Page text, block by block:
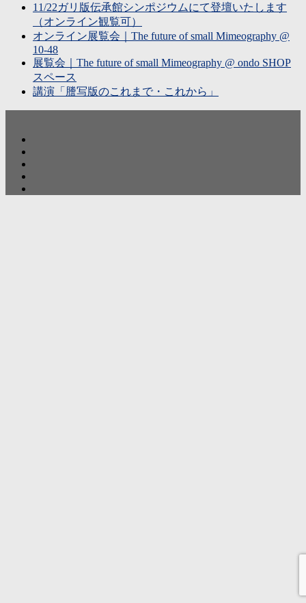
11/22ガリ版伝承館シンポジウムにて登壇いたします
（オンライン観覧可）
オンライン展覧会｜The future of small Mimeography @
10-48
展覧会｜The future of small Mimeography @ ondo SHOP
スペース
講演「謄写版のこれまで・これから」